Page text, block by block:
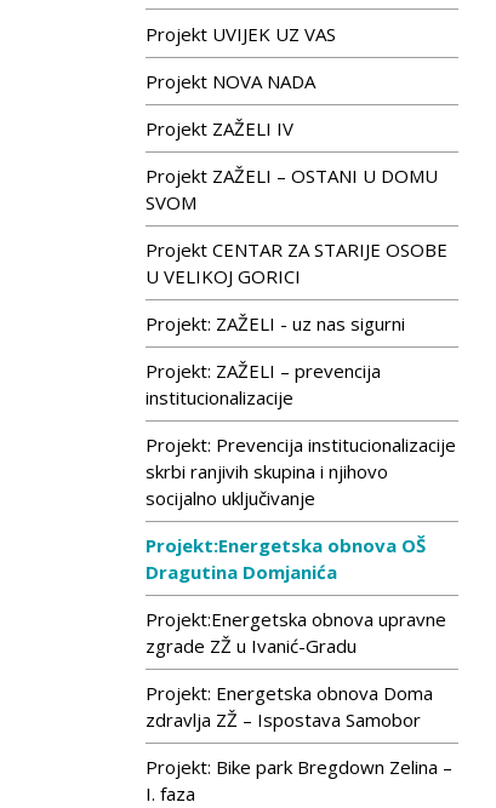
Projekt UVIJEK UZ VAS
Projekt NOVA NADA
Projekt ZAŽELI IV
Projekt ZAŽELI – OSTANI U DOMU
SVOM
Projekt CENTAR ZA STARIJE OSOBE
U VELIKOJ GORICI
Projekt: ZAŽELI - uz nas sigurni
Projekt: ZAŽELI – prevencija
institucionalizacije
Projekt: Prevencija institucionalizacije
skrbi ranjivih skupina i njihovo
socijalno uključivanje
Projekt:Energetska obnova OŠ
Dragutina Domjanića
Projekt:Energetska obnova upravne
zgrade ZŽ u Ivanić-Gradu
Projekt: Energetska obnova Doma
zdravlja ZŽ – Ispostava Samobor
Projekt: Bike park Bregdown Zelina –
I. faza